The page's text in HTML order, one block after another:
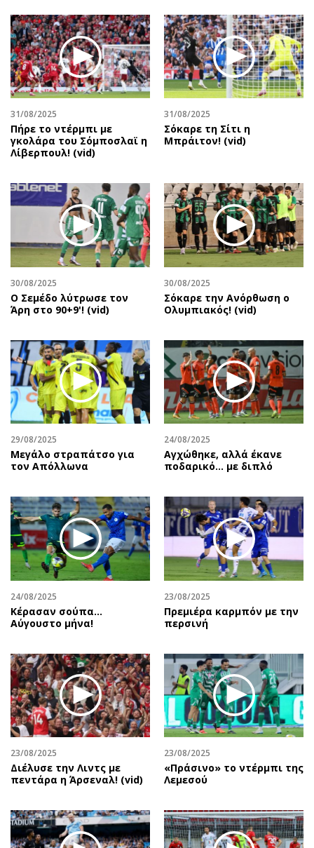
31/08/2025
Πήρε το ντέρμπι με
γκολάρα του Σόμποσλαϊ η
Λίβερπουλ! (vid)
31/08/2025
Σόκαρε τη Σίτι η
Μπράιτον! (vid)
30/08/2025
Ο Σεμέδο λύτρωσε τον
Άρη στο 90+9'! (vid)
30/08/2025
Σόκαρε την Ανόρθωση ο
Ολυμπιακός! (vid)
29/08/2025
Μεγάλο στραπάτσο για
τον Απόλλωνα
24/08/2025
Αγχώθηκε, αλλά έκανε
ποδαρικό… με διπλό
24/08/2025
Κέρασαν σούπα…
Αύγουστο μήνα!
23/08/2025
Πρεμιέρα καρμπόν με την
περσινή
23/08/2025
Διέλυσε την Λιντς με
πεντάρα η Άρσεναλ! (vid)
23/08/2025
«Πράσινο» το ντέρμπι της
Λεμεσού